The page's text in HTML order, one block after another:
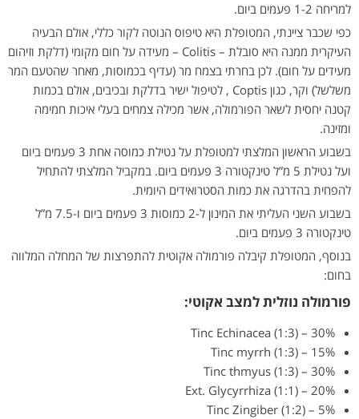
למריחה 1-2 פעמים ביום.
כפי שכבר ציינתי, המטופלת היא טיפוס הנוטה לקור כללי, אולם הבעיה
העיקרית ממנה היא סובלת – Colitis – מעידה על חום מקומי (דלקת וזיהום
מעידים על חום). לכן בחרתי בצמח מר (עדיף בכמוסות, מאחר שהטעם המר
משלשל) וקר, כגון Coptis , לטיפול ישיר בדלקת ובכיבים, אולם בכמות
קטנה יחסית לשאר הפורמולה, אשר מכילה צמחים בעלי איכות חמימה
ומזינה.
בשבוע הראשון המלצתי למטופלת על נטילת כמוסה אחת 3 פעמים ביום
ועל נטילת 5 מ”ל טינקטורה 3 פעמים ביום. במקביל המלצתי להתחיל
להפחית בהדרגה את כמות הסטרואידים היומית.
בשבוע השני העליתי את המינון ל-2 כמוסות 3 פעמים ביום ו-7.5 מ”ל
טינקטורה 3 פעמים ביום.
בנוסף, המטופלת קיבלה פורמולה אקוטית להתפרצות של המחלה המלווה
בחום:
פורמולה נוזלית למצב אקוטי:
Tinc Echinacea (1:3) – 30%
15% – Tinc myrrh (1:3)
30% – Tinc thmyus (1:3)
20% – Ext. Glycyrrhiza (1:1)
Tinc Zingiber (1:2) – 5%